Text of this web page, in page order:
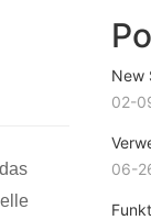
New
02-
06-